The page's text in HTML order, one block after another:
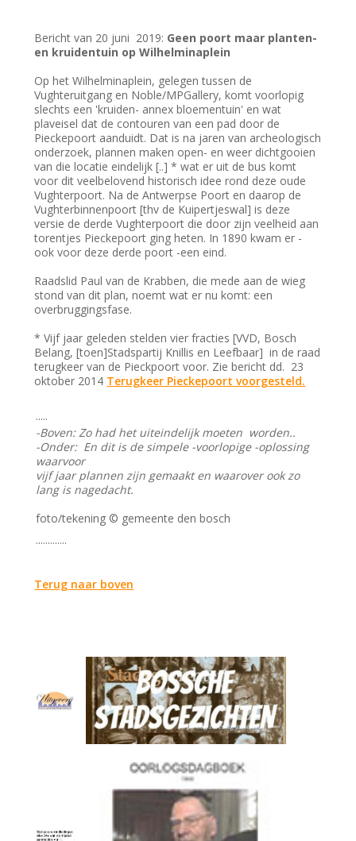
Bericht van 20 juni 2019: Geen poort maar planten-
en kruidentuin op Wilhelminaplein
Op het Wilhelminaplein, gelegen tussen de
Vughteruitgang en Noble/MPGallery, komt voorlopig
slechts een 'kruiden- annex bloementuin' en wat
plaveisel dat de contouren van een pad door de
Pieckepoort aanduidt. Dat is na jaren van archeologisch
onderzoek, plannen maken open- en weer dichtgooien
van die locatie eindelijk [..] * wat er uit de bus komt
voor dit veelbelovend historisch idee rond deze oude
Vughterpoort. Na de Antwerpse Poort en daarop de
Vughterbinnenpoort [thv de Kuipertjeswal] is deze
versie de derde Vughterpoort die door zijn veelheid aan
torentjes Pieckepoort ging heten. In 1890 kwam er -
ook voor deze derde poort -een eind.
Raadslid Paul van de Krabben, die mede aan de wieg
stond van dit plan, noemt wat er nu komt: een
overbruggingsfase.
* Vijf jaar geleden stelden vier fracties [VVD, Bosch
Belang, [toen]Stadspartij Knillis en Leefbaar] in de raad
terugkeer van de Pieckpoort voor. Zie bericht dd. 23
oktober 2014 Terugkeer Pieckepoort voorgesteld.
.....
-Boven: Zo had het uiteindelijk moeten worden..
-Onder: En dit is de simpele -voorlopige -oplossing
waarvoor
vijf jaar plannen zijn gemaakt en waarover ook zo
lang is nagedacht.
foto/tekening © gemeente den bosch
.............
Terug naar boven